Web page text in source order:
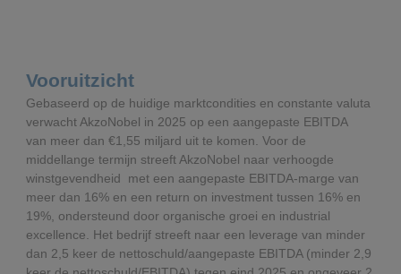
Δ% organisch
Δ%
Δ% organisch
Vooruitzicht
Gebaseerd op de huidige marktcondities en constante valuta
verwacht AkzoNobel in 2025 op een aangepaste EBITDA
van meer dan €1,55 miljard uit te komen. Voor de
middellange termijn streeft AkzoNobel naar verhoogde
winstgevendheid met een aangepaste EBITDA-marge van
meer dan 16% en een return on investment tussen 16% en
19%, ondersteund door organische groei en industrial
excellence. Het bedrijf streeft naar een leverage van minder
dan 2,5 keer de nettoschuld/aangepaste EBITDA (minder 2,9